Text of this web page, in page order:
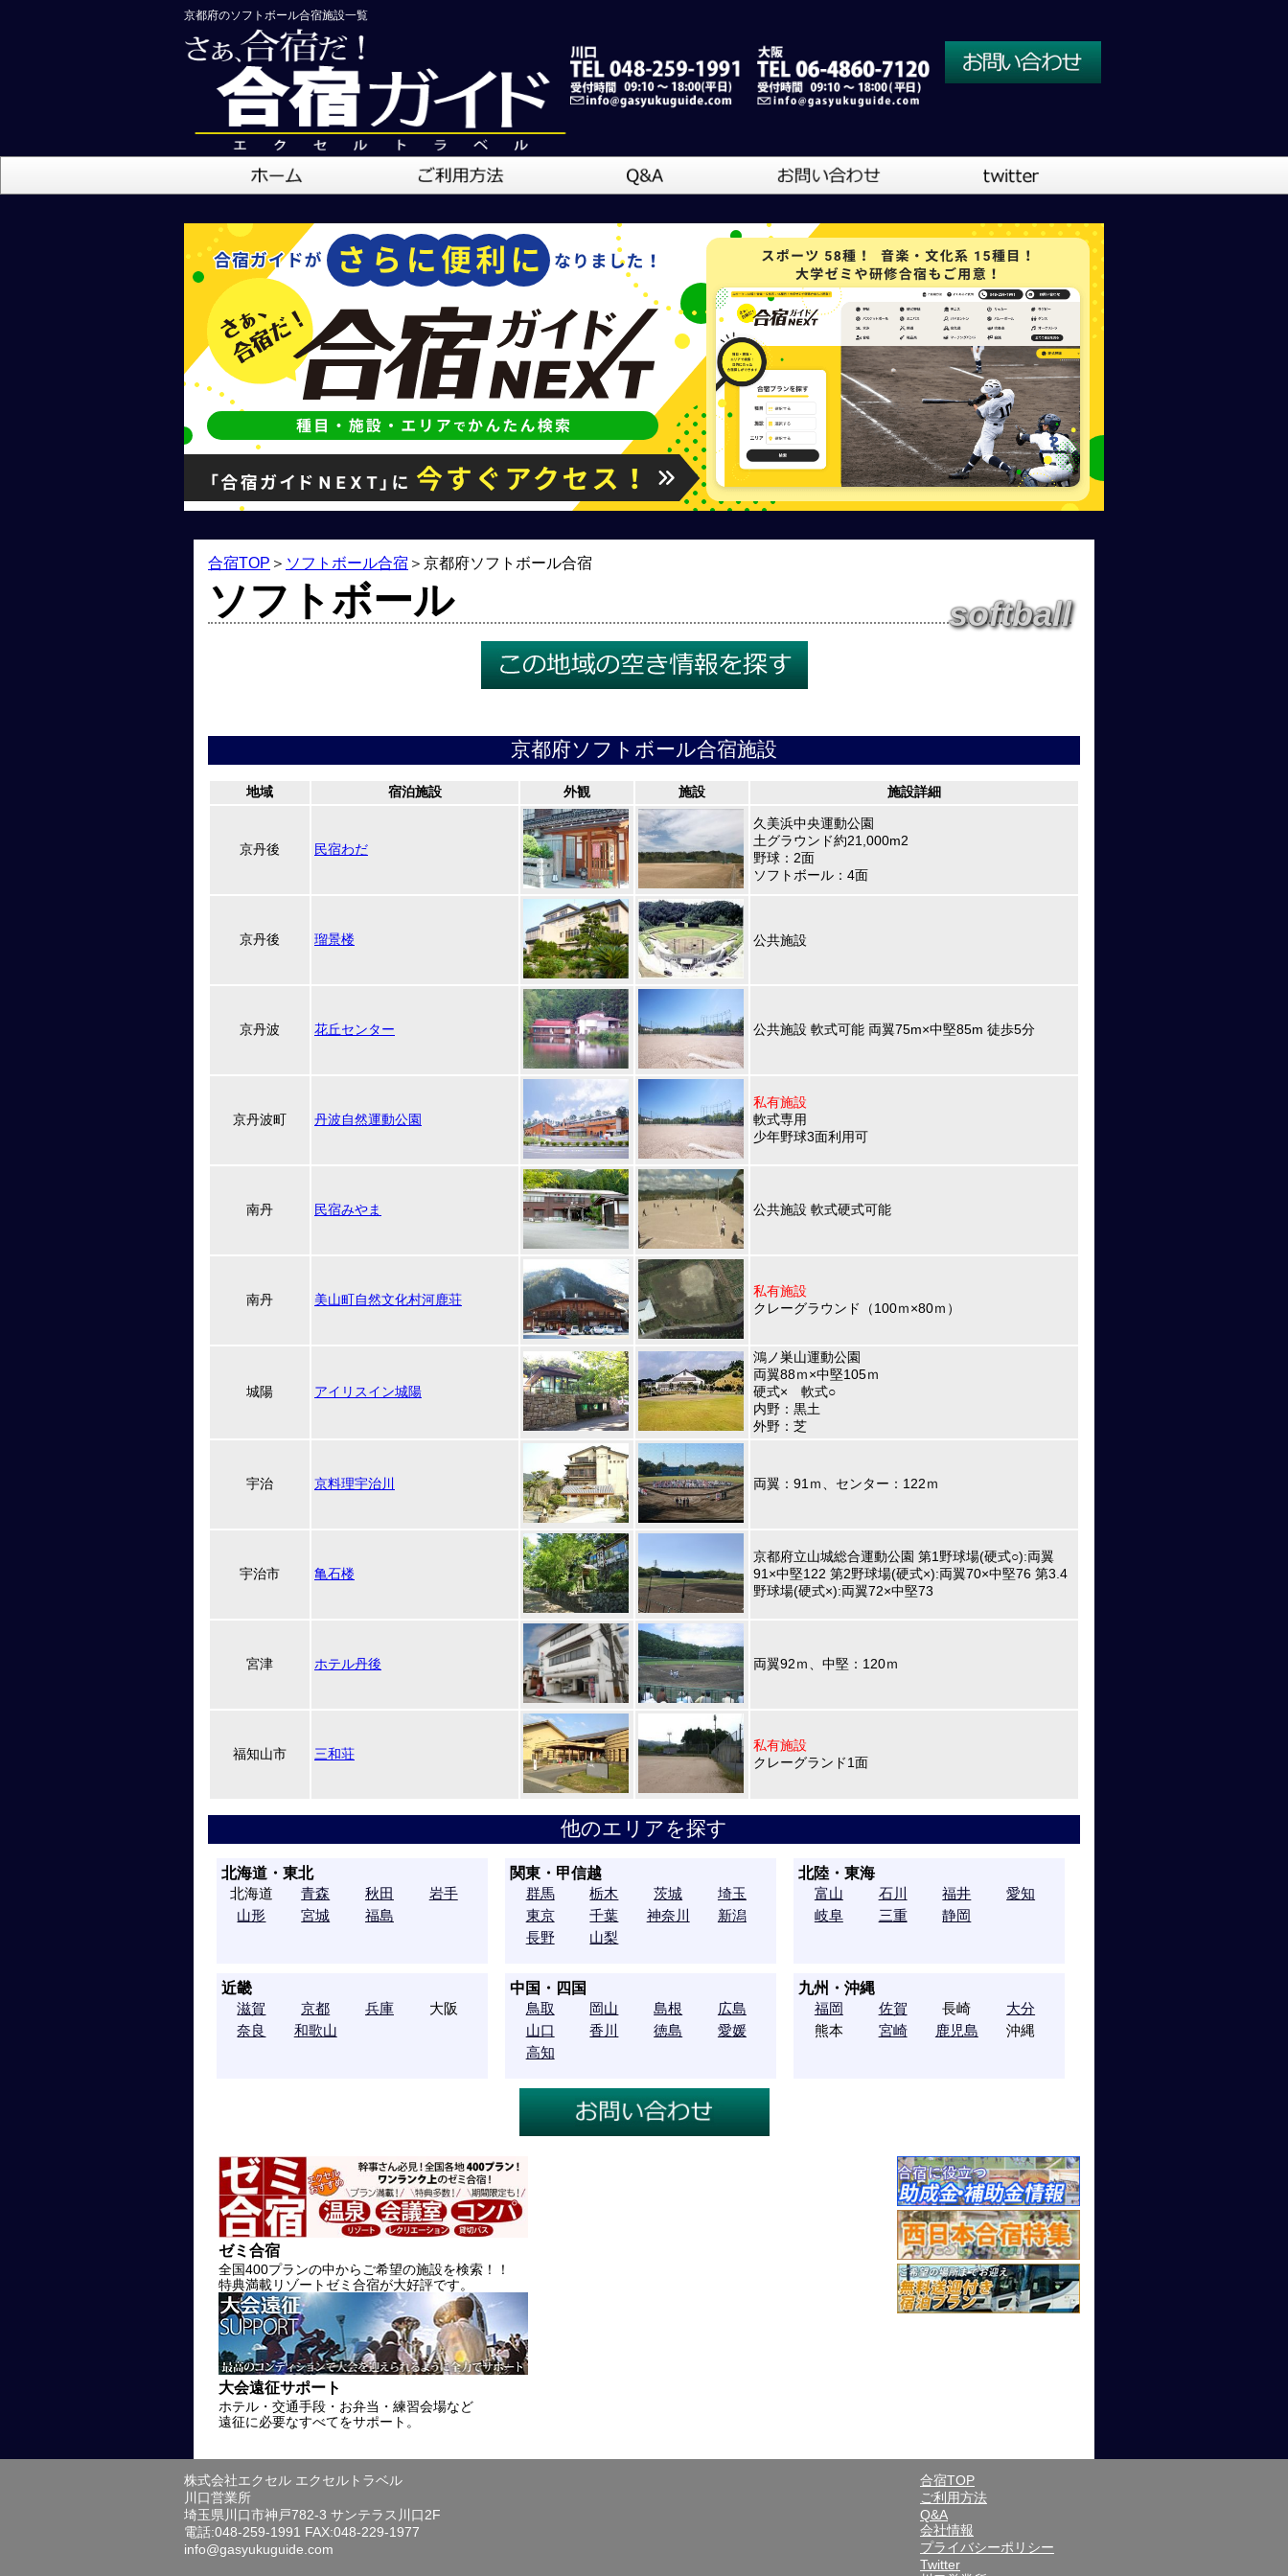
京都府のソフトボール合宿施設一覧
大阪営業所
吹奏楽
合宿TOP ＞ ソフトボール合宿 ＞ 京都府ソフトボール合宿
ソフトボール softball
京都府ソフトボール合宿施設
地域 宿泊施設 外観 施設 施設詳細
京丹後 民宿わだ
久美浜中央運動公園
土グラウンド約21,000m2
野球：2面
ソフトボール：4面
京丹後 瑠景楼 公共施設
京丹波 花丘センター 公共施設 軟式可能 両翼75m×中堅85m 徒歩5分
京丹波町 丹波自然運動公園
私有施設
軟式専用
少年野球3面利用可
南丹 民宿みやま 公共施設 軟式硬式可能
南丹 美山町自然文化村河鹿荘
私有施設
クレーグラウンド（100ｍ×80ｍ）
城陽 アイリスイン城陽
鴻ノ巣山運動公園
両翼88ｍ×中堅105ｍ
硬式× 軟式○
内野：黒土
外野：芝
宇治 京料理宇治川 両翼：91ｍ、センター：122ｍ
宇治市 亀石楼
京都府立山城総合運動公園 第1野球場(硬式○):両翼
91×中堅122 第2野球場(硬式×):両翼70×中堅76 第3.4
野球場(硬式×):両翼72×中堅73
宮津 ホテル丹後 両翼92ｍ、中堅：120ｍ
福知山市 三和荘
私有施設
クレーグランド1面
他のエリアを探す
北海道・東北
北海道 青森 秋田
岩手
山形
宮城 福島
関東・甲信越
群馬 栃木 茨城
埼玉
東京
千葉 神奈川
新潟
長野
山梨
北陸・東海
富山 石川 福井
愛知
岐阜
三重 静岡
近畿
滋賀 京都 兵庫
大阪
奈良
和歌山
中国・四国
鳥取 岡山 島根
広島
山口
香川 徳島
愛媛
高知
九州・沖縄
福岡 佐賀 長崎
大分
熊本
宮崎 鹿児島 沖縄
ゼミ合宿
全国400プランの中からご希望の施設を検索！！
特典満載リゾートゼミ合宿が大好評です。
大会遠征サポート
ホテル・交通手段・お弁当・練習会場など
遠征に必要なすべてをサポート。
株式会社エクセル エクセルトラベル
川口営業所
埼玉県川口市神戸782-3 サンテラス川口2F
電話:048-259-1991 FAX:048-229-1977
info@gasyukuguide.com
合宿TOP
ご利用方法
Q&A
会社情報
プライバシーポリシー
Twitter